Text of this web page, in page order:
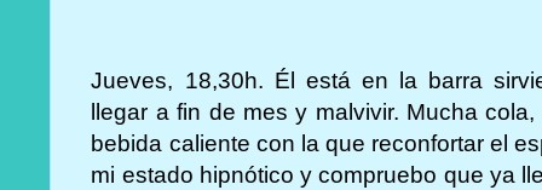
Jueves, 18,30h. Él está en la barra
llegar a fin de mes y malvivir. Mucha
bebida caliente con la que reconfortar el
mi estado hipnótico y compruebo que ya